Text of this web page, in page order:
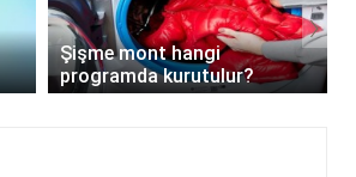
Şişme mont hangi
programda kurutulur?
›